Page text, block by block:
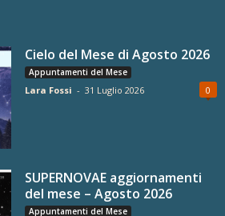
Cielo del Mese di Agosto 2026
Appuntamenti del Mese
Lara Fossi - 31 Luglio 2026 0
SUPERNOVAE aggiornamenti
del mese – Agosto 2026
Appuntamenti del Mese